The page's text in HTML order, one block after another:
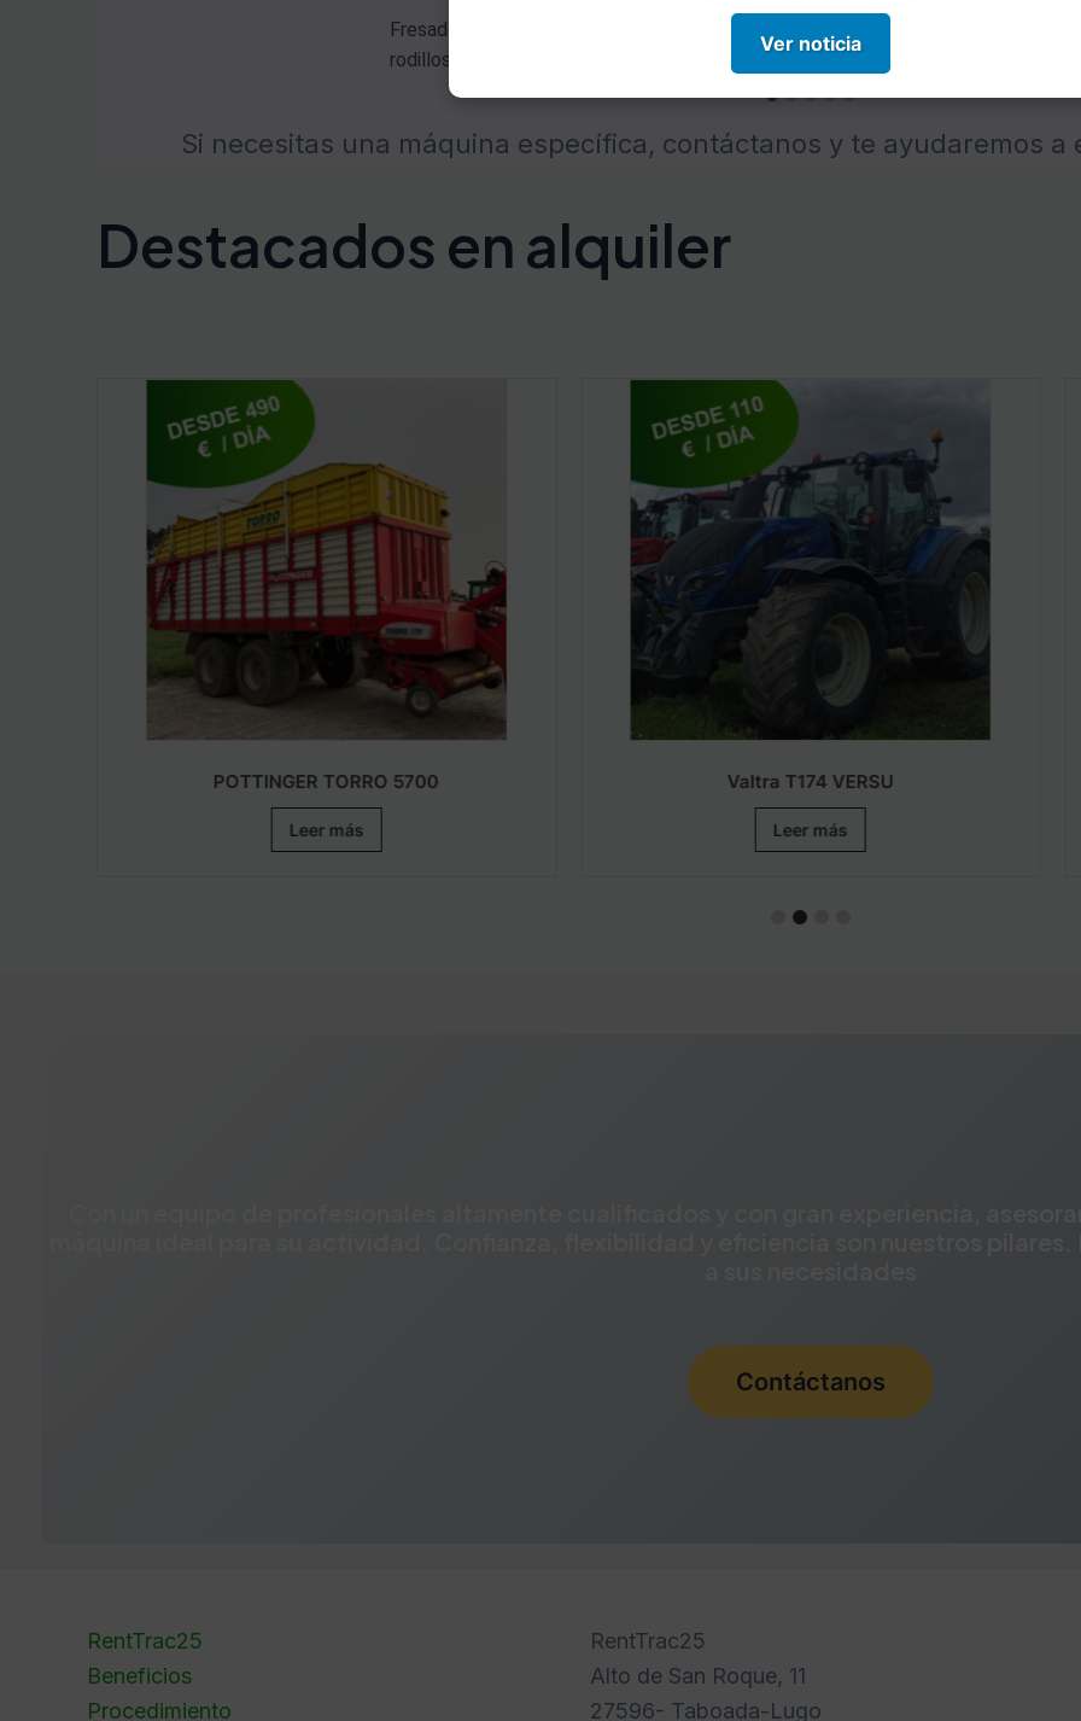
Ver noticia
Fresadoras, niveladoras,
rodillos compactadores.
sembradoras, autocargadores
Si necesitas una máquina específica, contáctanos y te ayudaremos
Destacados en alquiler
POTTINGER TORRO 5700
Leer más
Valtra T174 VERSU
Leer más
Contáctanos
RentTrac25
Beneficios
Procedimiento
RentTrac25
Alto de San Roque, 11
27596- Taboada-Lugo